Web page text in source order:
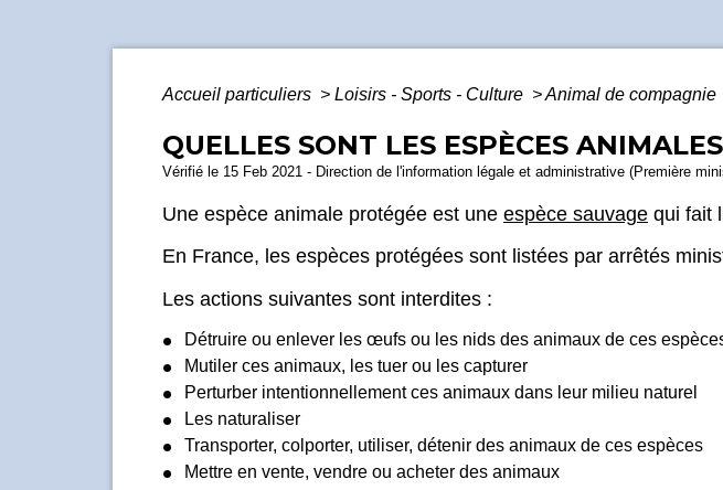
Accueil particuliers > Loisirs - Sports - Culture >Animal de compagnie
QUELLES SONT LES ESPÈCES
Vérifié le 15 Feb 2021 - Direction de l'information légale et administrative (Première
Une espèce animale protégée est une espèce sauvage qui fait
En France, les espèces protégées sont listées par arrêtés
Les actions suivantes sont interdites :
Détruire ou enlever les œufs ou les nids des animaux de ces
Mutiler ces animaux, les tuer ou les capturer
Perturber intentionnellement ces animaux dans leur milieu naturel
Les naturaliser
Transporter, colporter, utiliser, détenir des animaux de ces espèces
Mettre en vente, vendre ou acheter des animaux